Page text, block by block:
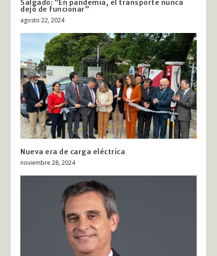
Salgado: “En pandemia, el transporte nunca
dejó de funcionar”
agosto 22, 2024
Nueva era de carga eléctrica
noviembre 28, 2024